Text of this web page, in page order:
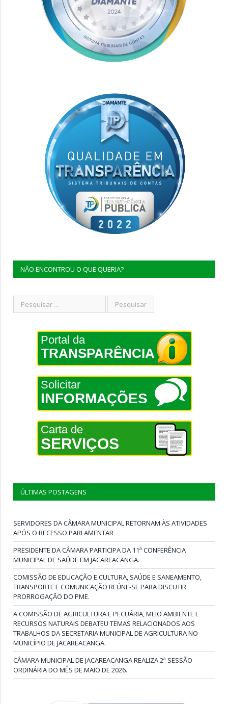
NÃO ENCONTROU O QUE QUERIA?
Portal da
TRANSPARÊNCIA
Solicitar
INFORMAÇÕES
Carta de
SERVIÇOS
ÚLTIMAS POSTAGENS
SERVIDORES DA CÂMARA MUNICIPAL RETORNAM ÀS ATIVIDADES
APÓS O RECESSO PARLAMENTAR
PRESIDENTE DA CÂMARA PARTICIPA DA 11ª CONFERÊNCIA
MUNICIPAL DE SAÚDE EM JACAREACANGA.
COMISSÃO DE EDUCAÇÃO E CULTURA, SAÚDE E SANEAMENTO,
TRANSPORTE E COMUNICAÇÃO REÚNE-SE PARA DISCUTIR
PRORROGAÇÃO DO PME.
A COMISSÃO DE AGRICULTURA E PECUÁRIA, MEIO AMBIENTE E
RECURSOS NATURAIS DEBATEU TEMAS RELACIONADOS AOS
TRABALHOS DA SECRETARIA MUNICIPAL DE AGRICULTURA NO
MUNICÍPIO DE JACAREACANGA.
CÂMARA MUNICIPAL DE JACAREACANGA REALIZA 2ª SESSÃO
ORDINÁRIA DO MÊS DE MAIO DE 2026.